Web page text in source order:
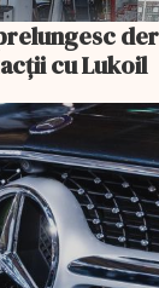
cu Lukoil